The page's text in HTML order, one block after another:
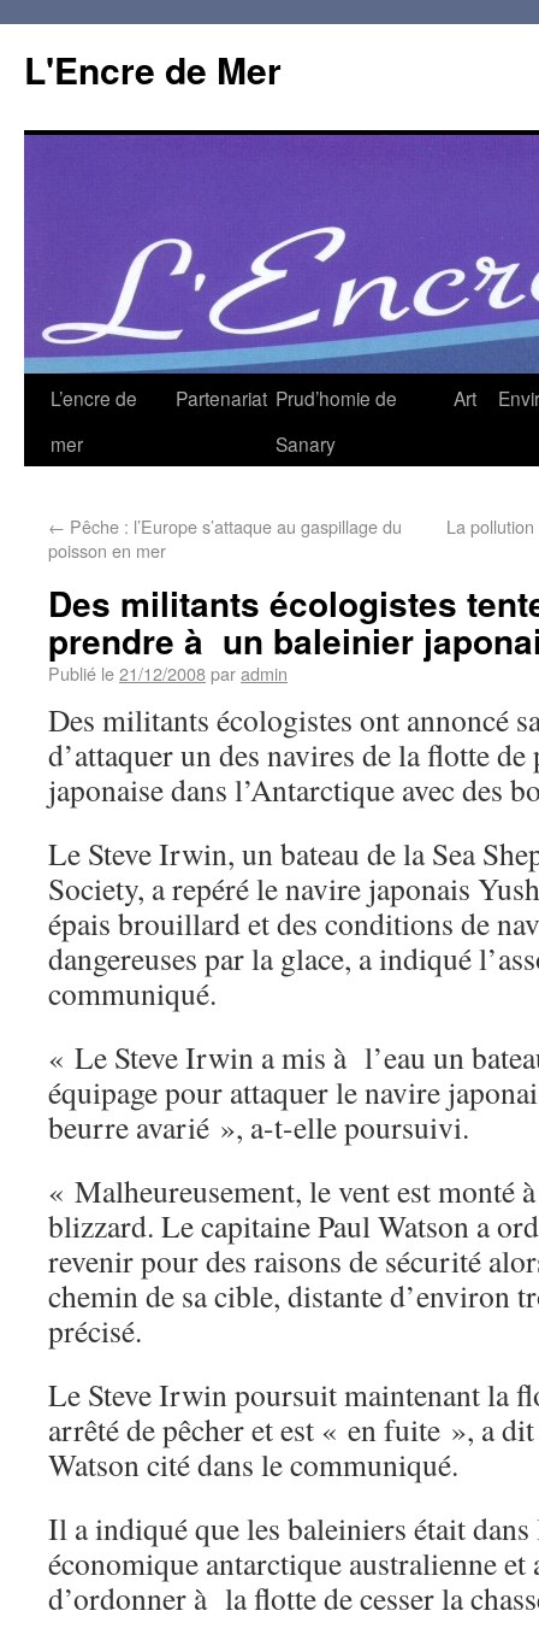
L'Encre de Mer
L’encre de
mer
Partenariat Prud’homie de
Sanary
Art
← Pêche : l’Europe s’attaque au gaspillage du
poisson en mer
La
Des militants écologistes
prendre à un baleinier
Publié le21/12/2008paradmin
Des militants écologistes ont annoncé
d’attaquer un des navires de la flotte
japonaise dans l’Antarctique avec des
Le Steve Irwin, un bateau de la Sea
Society, a repéré le navire japonais
épais brouillard et des conditions de
dangereuses par la glace, a indiqué
communiqué.
« Le Steve Irwin a mis à l’eau un
équipage pour attaquer le navire
beurre avarié », a-t-elle poursuivi.
« Malheureusement, le vent est monté
blizzard. Le capitaine Paul Watson a
revenir pour des raisons de sécurité
chemin de sa cible, distante d’environ
précisé.
Le Steve Irwin poursuit maintenant la
arrêté de pêcher et est « en fuite », a
Watson cité dans le communiqué.
Il a indiqué que les baleiniers était dans
économique antarctique australienne
d’ordonner à la flotte de cesser la